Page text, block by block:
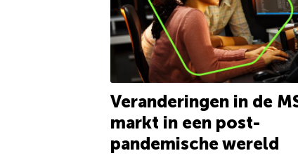
Veranderingen in de
markt in een post-
pandemische wereld